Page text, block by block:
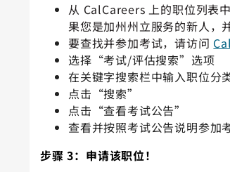
从 CalCareers 上的职位列表
果您是加州州立服务的新人，
要查找并参加考试，请访问
选择“考试/评估搜索”选项
在关键字搜索栏中输入职位分
点击“搜索”
点击“查看考试公告”
查看并按照考试公告说明参加
步骤 3：申请该职位！